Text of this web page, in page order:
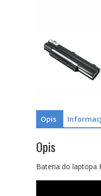
Opis
Opis
Bateria do laptopa